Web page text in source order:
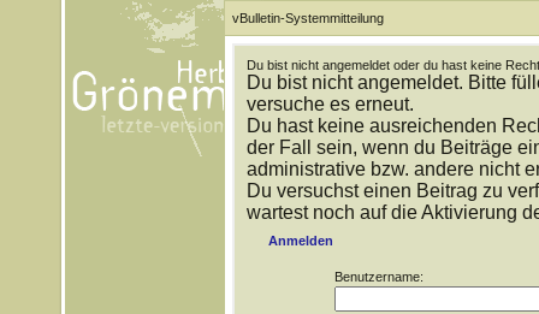
vBulletin-Systemmitteilung
Du bist nicht angemeldet oder du hast keine
Du bist nicht angemeldet. Bitte
versuche es erneut.
Du hast keine ausreichenden
der Fall sein, wenn du Beiträge
administrative bzw. andere nicht
Du versuchst einen Beitrag zu
wartest noch auf die Aktivierung
Anmelden
Benutzername: